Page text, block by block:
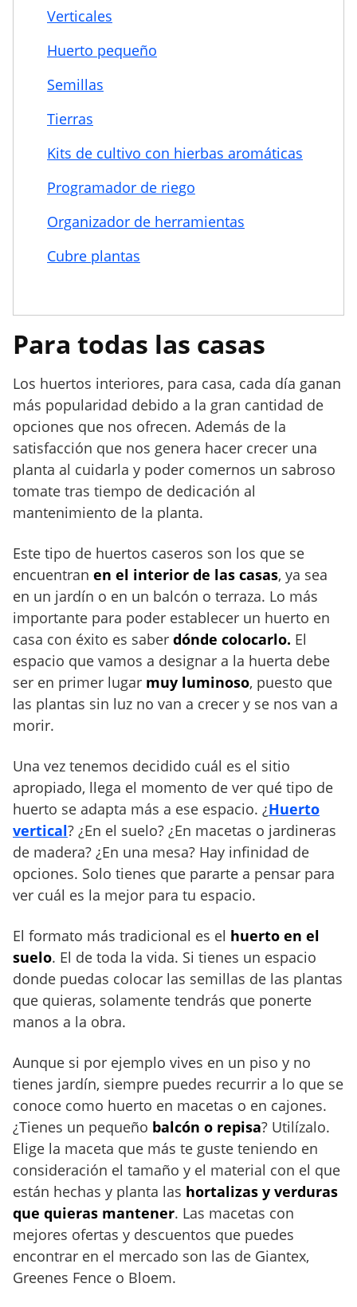
Verticales
Huerto pequeño
Semillas
Tierras
Kits de cultivo con hierbas aromáticas
Programador de riego
Organizador de herramientas
Cubre plantas
Para todas las casas
Los huertos interiores, para casa, cada día ganan
más popularidad debido a la gran cantidad de
opciones que nos ofrecen. Además de la
satisfacción que nos genera hacer crecer una
planta al cuidarla y poder comernos un sabroso
tomate tras tiempo de dedicación al
mantenimiento de la planta.
Este tipo de huertos caseros son los que se
encuentran en el interior de las casas, ya sea
en un jardín o en un balcón o terraza. Lo más
importante para poder establecer un huerto en
casa con éxito es saber dónde colocarlo. El
espacio que vamos a designar a la huerta debe
ser en primer lugar muy luminoso, puesto que
las plantas sin luz no van a crecer y se nos van a
morir.
Una vez tenemos decidido cuál es el sitio
apropiado, llega el momento de ver qué tipo de
huerto se adapta más a ese espacio. ¿Huerto
vertical? ¿En el suelo? ¿En macetas o jardineras
de madera? ¿En una mesa? Hay infinidad de
opciones. Solo tienes que pararte a pensar para
ver cuál es la mejor para tu espacio.
El formato más tradicional es el huerto en el
suelo. El de toda la vida. Si tienes un espacio
donde puedas colocar las semillas de las plantas
que quieras, solamente tendrás que ponerte
manos a la obra.
Aunque si por ejemplo vives en un piso y no
tienes jardín, siempre puedes recurrir a lo que se
conoce como huerto en macetas o en cajones.
¿Tienes un pequeño balcón o repisa? Utilízalo.
Elige la maceta que más te guste teniendo en
consideración el tamaño y el material con el que
están hechas y planta las hortalizas y verduras
que quieras mantener. Las macetas con
mejores ofertas y descuentos que puedes
encontrar en el mercado son las de Giantex,
Greenes Fence o Bloem.